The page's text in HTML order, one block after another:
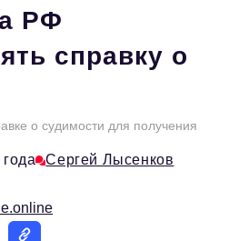
РФ
справку о
о судимости для получения
Сергей Лысенков